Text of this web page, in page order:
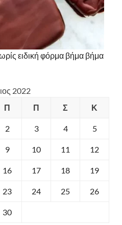
ειδική φόρμα βήμα βήμα
2022
Π Π Σ Κ
2 3 4 5
9 10 11 12
16 17 18 19
23 24 25 26
30